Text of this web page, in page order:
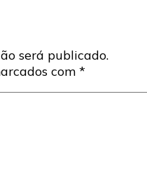
será publicado.
com *